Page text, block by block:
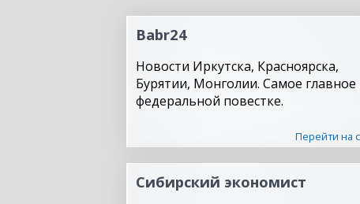
Babr24
Новости Иркутска, Красноярска,
Бурятии, Монголии. Самое главное
федеральной повестке.
Перейти на
Сибирский экономист